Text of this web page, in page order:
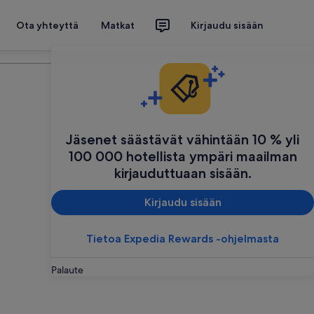
Ota yhteyttä Matkat Kirjaudu sisään
Jäsenet säästävät vähintään 10 % yli
100 000 hotellista ympäri maailman
kirjauduttuaan sisään.
Kirjaudu sisään
Tietoa Expedia Rewards -ohjelmasta
Palaute